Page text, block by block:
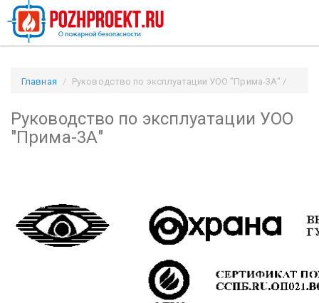
Главная
Руководство по эксплуатации УОО "Прима-3А" /
Руководство по эксплуатации УОО
"Прима-3А"